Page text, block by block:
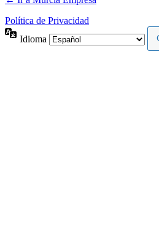
Política de Privacidad
Idioma